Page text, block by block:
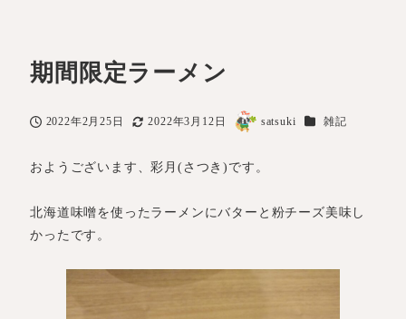
期間限定ラーメン
投稿日
2022年2月25日
更新日
2022年3月12日
著
satsuki カテゴリー
雑記
おようございます、彩月(さつき)です。
北海道味噌を使ったラーメンにバターと粉チーズ美味し
かったです。